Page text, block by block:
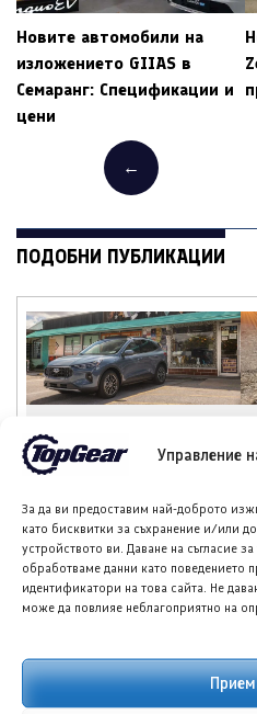
Управление
За да ви предоставим най-доброто
като бисквитки за съхранение и/или
устройството ви. Даване на съгласие
обработваме данни като поведението
идентификатори на това сайта. Не
може да повлияе неблагоприятно на
Новите автомобили на
изложението GIIAS в
Семаранг: Спецификации и
цени
←
ПОДОБНИ ПУБЛИКАЦИИ
достъпен кросоувър и
четириврат Mustang
конфигуратора си в
Европа с Model Y L